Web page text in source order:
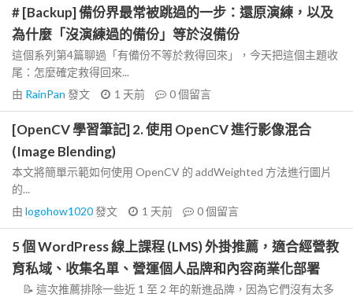
# [Backup] 備份界最常被跳過的一步：還原演練，以及
為什麼「沒演練過的備份」等於沒備份
這個系列第4篇聊過「有備份不等於救得回來」，今天把這個主題收
尾：怎麼確定救得回來...
由 RainPan 發文 1 天前 0個留言
[OpenCV 學習筆記] 2. 使用 OpenCV 進行影像混合
(Image Blending)
本文將簡單示範如何使用 OpenCV 的 addWeighted 方法進行圖片
的...
由 logohow1020發文 1 天前 0個留言
5 個 WordPress 線上課程 (LMS) 外掛推薦，適合經營教
育私域、收集名單、營運個人品牌和內容商業化部署
📝 這次推薦排除一些近 1 至 2 年的新進品牌，因為它們沒有太多